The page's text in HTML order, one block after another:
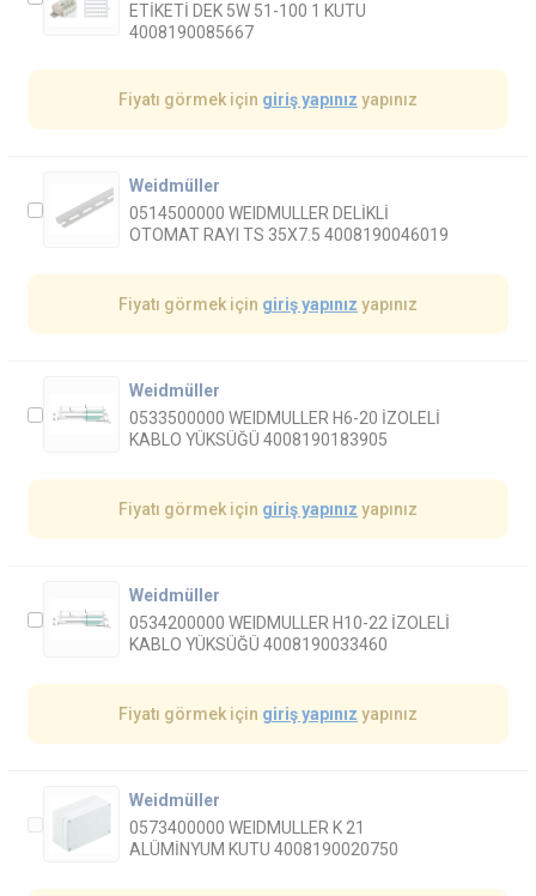
ETİKETİ DEK 5W 51-100 1 KUTU
4008190085667
Fiyatı görmek için giriş yapınız yapınız
Weidmüller
0514500000 WEIDMULLER DELİKLİ
OTOMAT RAYI TS 35X7.5 4008190046019
Fiyatı görmek için giriş yapınız yapınız
Weidmüller
0533500000 WEIDMULLER H6-20 İZOLELİ
KABLO YÜKSÜĞÜ 4008190183905
Fiyatı görmek için giriş yapınız yapınız
Weidmüller
0534200000 WEIDMULLER H10-22 İZOLELİ
KABLO YÜKSÜĞÜ 4008190033460
Fiyatı görmek için giriş yapınız yapınız
Weidmüller
0573400000 WEIDMULLER K 21
ALÜMİNYUM KUTU 4008190020750